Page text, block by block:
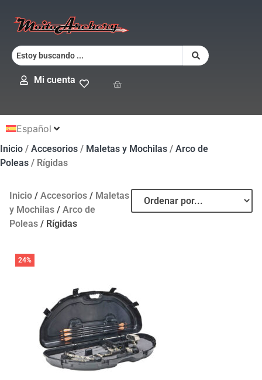
Mi cuenta
Español
Inicio / Accesorios / Maletas y Mochilas / Arco de
Poleas / Rígidas
Inicio / Accesorios / Maletas
y Mochilas / Arco de
Poleas / Rígidas
24%